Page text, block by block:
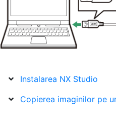
Instalarea NX Studio
Copierea imaginilor pe